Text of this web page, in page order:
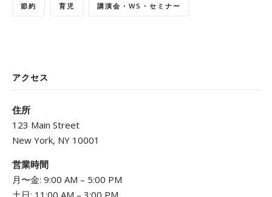
節約 育児 講演会・WS・セミナー
アクセス
住所
123 Main Street
New York, NY 10001
営業時間
月〜金: 9:00 AM – 5:00 PM
土日: 11:00 AM – 3:00 PM